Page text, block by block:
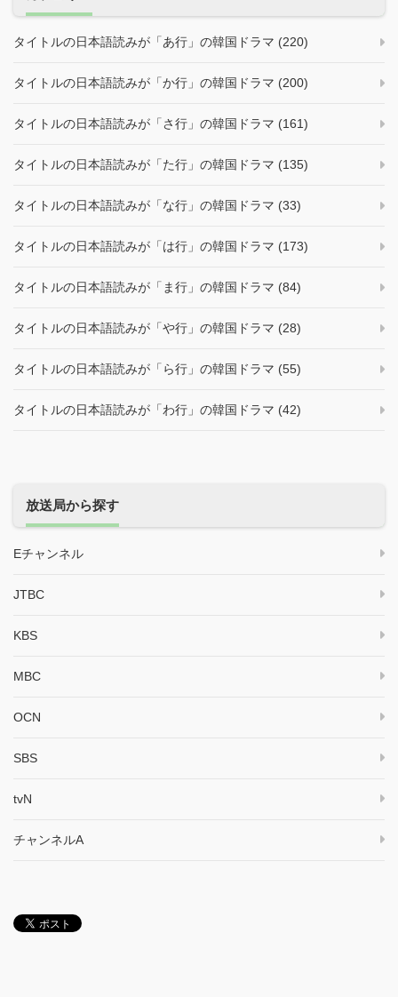
タイトルの日本語読みが「あ行」の韓国ドラマ (220)
タイトルの日本語読みが「か行」の韓国ドラマ (200)
タイトルの日本語読みが「さ行」の韓国ドラマ (161)
タイトルの日本語読みが「た行」の韓国ドラマ (135)
タイトルの日本語読みが「な行」の韓国ドラマ (33)
タイトルの日本語読みが「は行」の韓国ドラマ (173)
タイトルの日本語読みが「ま行」の韓国ドラマ (84)
タイトルの日本語読みが「や行」の韓国ドラマ (28)
タイトルの日本語読みが「ら行」の韓国ドラマ (55)
タイトルの日本語読みが「わ行」の韓国ドラマ (42)
放送局から探す
Eチャンネル
JTBC
KBS
MBC
OCN
SBS
tvN
チャンネルA